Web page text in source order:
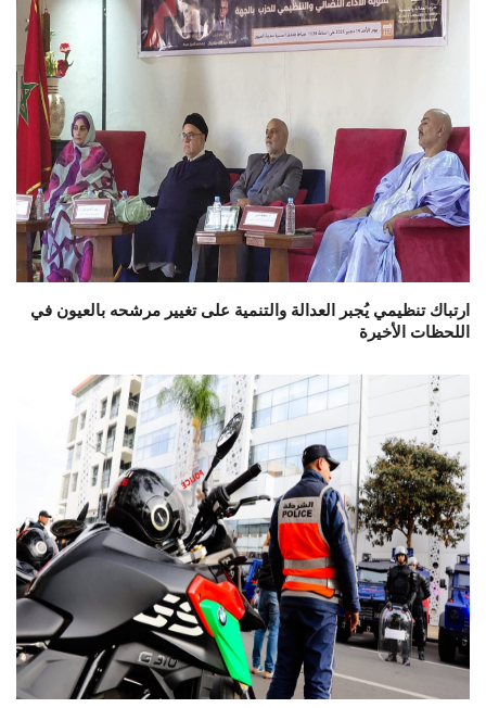
ارتباك تنظيمي يُجبر العدالة والتنمية على تغيير مرشحه بالعيون في
اللحظات الأخيرة